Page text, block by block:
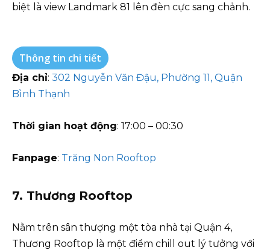
biệt là view Landmark 81 lên đèn cực sang chảnh.
Thông tin chi tiết
Địa chỉ: 302 Nguyễn Văn Đậu, Phường 11, Quận
Bình Thạnh
Thời gian hoạt động: 17:00 – 00:30
Fanpage: Trăng Non Rooftop
7. Thương Rooftop
Nằm trên sân thượng một tòa nhà tại Quận 4,
Thương Rooftop là một điểm chill out lý tưởng với